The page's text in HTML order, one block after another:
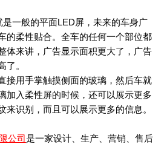
一般的平面LED屏，未来的车身广
的柔性贴合。全车的任何一个部位都
体来讲，广告显示面积更大了，广告
了。
接用手掌触摸侧面的玻璃，然后车就
加入柔性屏的时候，还可以展示更多
来识别，而且可以展示更多的信息。
公司是一家设计、生产、营销、售后